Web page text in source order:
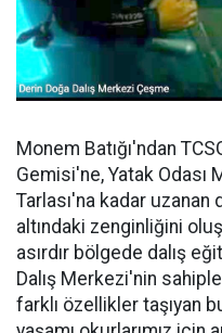
Monem Batığı'ndan
Gemisi'ne, Yatak Odası
Tarlası'na kadar uzanan
altındaki zenginliğini
asırdır bölgede dalış
Dalış Merkezi'nin
farklı özellikler taşıyan